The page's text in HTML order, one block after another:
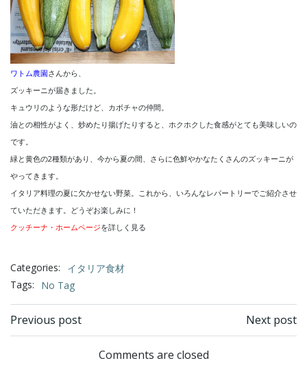
ワトム農園さんから、
ズッキーニが届きました。
キュウリのような形だけど、カボチャの仲間。
油との相性がよく、炒めたり揚げたりすると、ホクホクした食感がとても美味しいの
です。
緑と黄色の2種類があり、今から夏の間、さらに色鮮やかなたくさんのズッキーニが
やってきます。
イタリア料理の夏に欠かせない野菜。これから、いろんなレパートリーでご紹介させ
ていただきます。 どうぞお楽しみに！
クッチーナ・ホームページを詳しく見る
Categories:
イタリア食材
Tags:
No Tag
Post
navigation
Previous post
navigation
Next post
Comments are closed